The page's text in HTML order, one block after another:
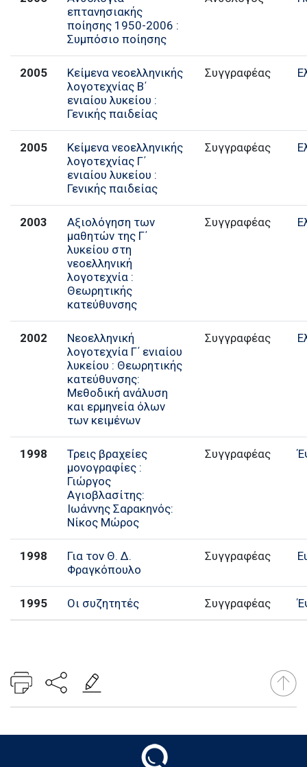
επτανησιακής
ποίησης 1950-2006 :
Συμπόσιο ποίησης
2005
Κείμενα νεοελληνικής
λογοτεχνίας Β΄
ενιαίου λυκείου :
Γενικής παιδείας
Συγγραφέας
2005
Κείμενα νεοελληνικής
λογοτεχνίας Γ΄
ενιαίου λυκείου :
Γενικής παιδείας
Συγγραφέας
2003
Αξιολόγηση των
μαθητών της Γ΄
λυκείου στη
νεοελληνική
λογοτεχνία :
Θεωρητικής
κατεύθυνσης
Συγγραφέας
2002
Νεοελληνική
λογοτεχνία Γ΄ ενιαίου
λυκείου : Θεωρητικής
κατεύθυνσης:
Μεθοδική ανάλυση
και ερμηνεία όλων
των κειμένων
Συγγραφέας
1998
Τρεις βραχείες
μονογραφίες :
Γιώργος
Αγιοβλασίτης:
Ιωάννης Σαρακηνός:
Νίκος Μώρος
Συγγραφέας
1998
Για τον Θ. Δ.
Φραγκόπουλο
Συγγραφέας
1995 Οι συζητητές Συγγραφέας